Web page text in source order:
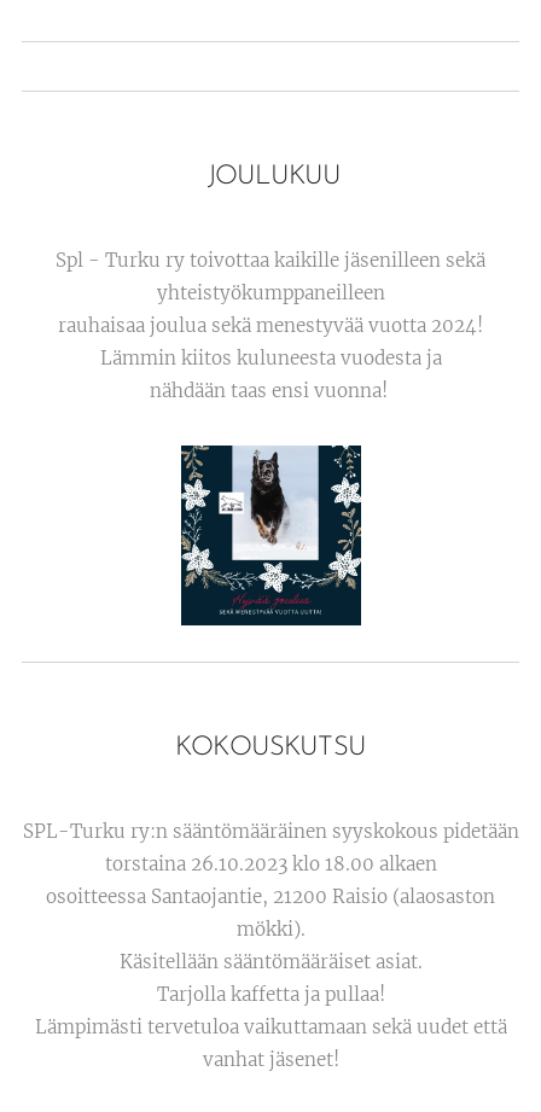
JOULUKUU
Spl - Turku ry toivottaa kaikille jäsenilleen sekä
yhteistyökumppaneilleen
rauhaisaa joulua sekä menestyvää vuotta 2024!
Lämmin kiitos kuluneesta vuodesta ja
nähdään taas ensi vuonna!
KOKOUSKUTSU
SPL-Turku ry:n sääntömääräinen syyskokous pidetään
torstaina 26.10.2023 klo 18.00 alkaen
osoitteessa Santaojantie, 21200 Raisio (alaosaston
mökki).
Käsitellään sääntömääräiset asiat.
Tarjolla kaffetta ja pullaa!
Lämpimästi tervetuloa vaikuttamaan sekä uudet että
vanhat jäsenet!